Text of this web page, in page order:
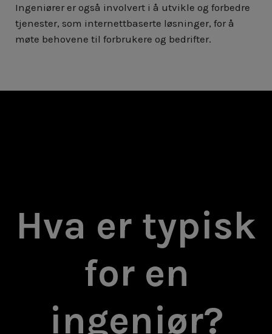
Ingeniører er også involvert i å utvikle og forbedre
tjenester, som internettbaserte løsninger, for å
møte behovene til forbrukere og bedrifter.
Hva er typisk
for en
ingeniør?